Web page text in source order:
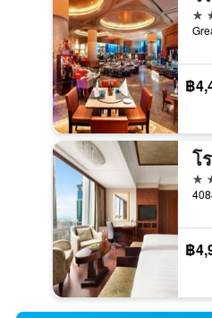
5
฿
5
฿